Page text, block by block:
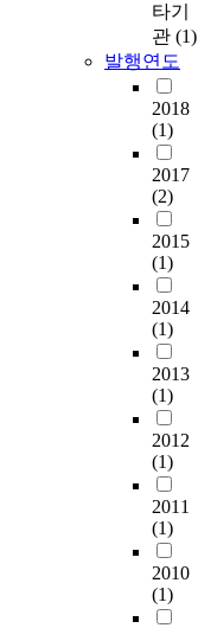
타기
관 (1)
발행연도
2018
(1)
2017
(2)
2015
(1)
2014
(1)
2013
(1)
2012
(1)
2011
(1)
2010
(1)